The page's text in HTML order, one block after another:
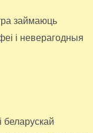
займаюць
і неверагодныя